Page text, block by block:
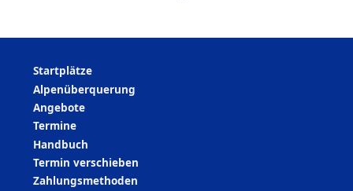
Startplätze
Alpenüberquerung
Angebote
Termine
Handbuch
Termin verschieben
Zahlungsmethoden